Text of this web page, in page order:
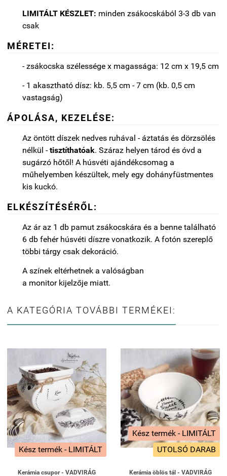
LIMITÁLT KÉSZLET: minden zsákocskából 3-3 db van
csak
MÉRETEI:
- zsákocska szélessége x magassága: 12 cm x 19,5 cm
- 1 akasztható dísz: kb. 5,5 cm - 7 cm (kb. 0,5 cm
vastagság)
ÁPOLÁSA, KEZELÉSE:
Az öntött díszek nedves ruhával - áztatás és dörzsölés
nélkül -tisztíthatóak. Száraz helyen tárod és óvd a
sugárzó hőtől! A húsvéti ajándékcsomag a
műhelyemben készültek, mely egy dohányfüstmentes
kis kuckó.
ELKÉSZÍTÉSÉRŐL:
Az ár az 1 db pamut zsákocskára és a benne található
6 db fehér húsvéti díszre vonatkozik. A fotón szereplő
többi tárgy csak dekoráció.
A színek eltérhetnek a valóságban
a monitor kijelzője miatt.
A KATEGÓRIA TOVÁBBI TERMÉKEI:
Kész termék - LIMITÁLT
Kerámia csupor - VADVIRÁG
Kész termék - LIMITÁLT
UTOLSÓ DARAB
Kerámia öblös tál - VADVIRÁG